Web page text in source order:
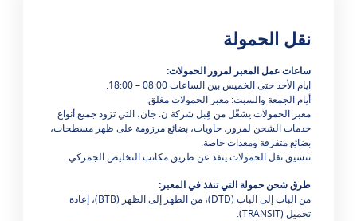
نقل الحمولة
ساعات عمل المعبر لمرور الحمولات:
ايام الأحد حتى الخميس بين الساعات 08:00 – 18:00.
أيام الجمعة والسبت: معبر الحمولات مغلق.
معبر الحمولات يشغّل من قِبل شركة ن. جان، التي تزود جميع أنواع
خدمات الشحن لمرور، حاويات، بضائع مرزومة على ظهر مسطحات،
بضائع متفرقة ومعدات خاصة.
تنسيق نقل الحمولات ينفذ عن طريق مكاتب التخليص الجمركي.
طرق شحن حمولة التي تنفذ في المعبر:
من الباب إلى الباب (DTD)، من الظهر إلى الظهر (BTB)، إعادة
تحميل (TRANSIT).